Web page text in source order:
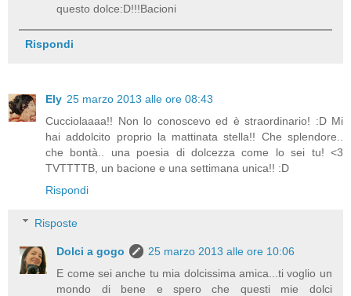
questo dolce:D!!!Bacioni
Rispondi
Ely 25 marzo 2013 alle ore 08:43
Cucciolaaaa!! Non lo conoscevo ed è straordinario! :D Mi
hai addolcito proprio la mattinata stella!! Che splendore..
che bontà.. una poesia di dolcezza come lo sei tu! <3
TVTTTTB, un bacione e una settimana unica!! :D
Rispondi
Risposte
Dolci a gogo
25 marzo 2013 alle ore 10:06
E come sei anche tu mia dolcissima amica...ti voglio un
mondo di bene e spero che questi mie dolci